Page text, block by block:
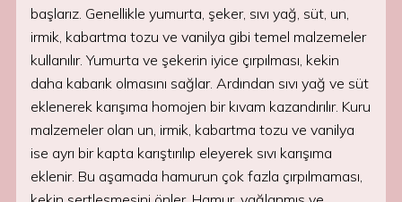
başlarız. Genellikle yumurta, şeker, sıvı yağ, süt, un,
irmik, kabartma tozu ve vanilya gibi temel malzemeler
kullanılır. Yumurta ve şekerin iyice çırpılması, kekin
daha kabarık olmasını sağlar. Ardından sıvı yağ ve süt
eklenerek karışıma homojen bir kıvam kazandırılır. Kuru
malzemeler olan un, irmik, kabartma tozu ve vanilya
ise ayrı bir kapta karıştırılıp eleyerek sıvı karışıma
eklenir. Bu aşamada hamurun çok fazla çırpılmaması,